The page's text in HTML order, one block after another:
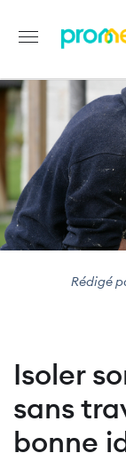
Image
Rédigé
Isoler
sans
bonne